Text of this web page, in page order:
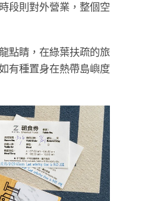
段則對外營業，整個空
點睛，在綠葉扶疏的旅
有種置身在熱帶島嶼度